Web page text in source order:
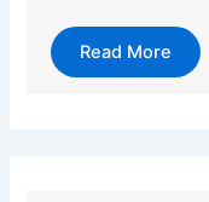
Read More